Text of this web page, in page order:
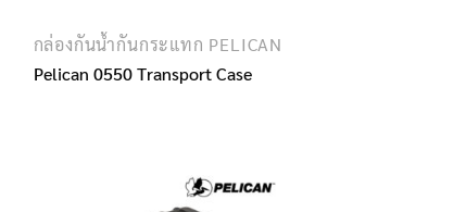
กล่องกันน้ำกันกระแทก PELICAN
Pelican 0550 Transport Case